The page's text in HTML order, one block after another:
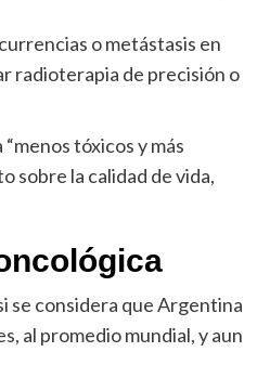
o metástasis en
radioterapia de precisión o
tóxicos y más
sobre la calidad de vida,
se considera que Argentina
al promedio mundial, y aun